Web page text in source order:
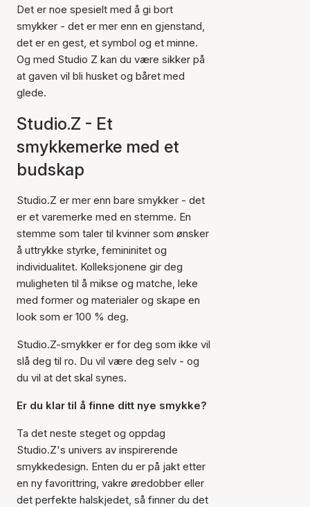
Det er noe spesielt med å gi bort
smykker - det er mer enn en gjenstand,
det er en gest, et symbol og et minne.
Og med Studio Z kan du være sikker på
at gaven vil bli husket og båret med
glede.
Studio.Z - Et
smykkemerke med et
budskap
Studio.Z er mer enn bare smykker - det
er et varemerke med en stemme. En
stemme som taler til kvinner som ønsker
å uttrykke styrke, femininitet og
individualitet. Kolleksjonene gir deg
muligheten til å mikse og matche, leke
med former og materialer og skape en
look som er 100 % deg.
Studio.Z-smykker er for deg som ikke vil
slå deg til ro. Du vil være deg selv - og
du vil at det skal synes.
Er du klar til å finne ditt nye smykke?
Ta det neste steget og oppdag
Studio.Z's univers av inspirerende
smykkedesign. Enten du er på jakt etter
en ny favorittring, vakre øredobber eller
det perfekte halskjedet, så finner du det